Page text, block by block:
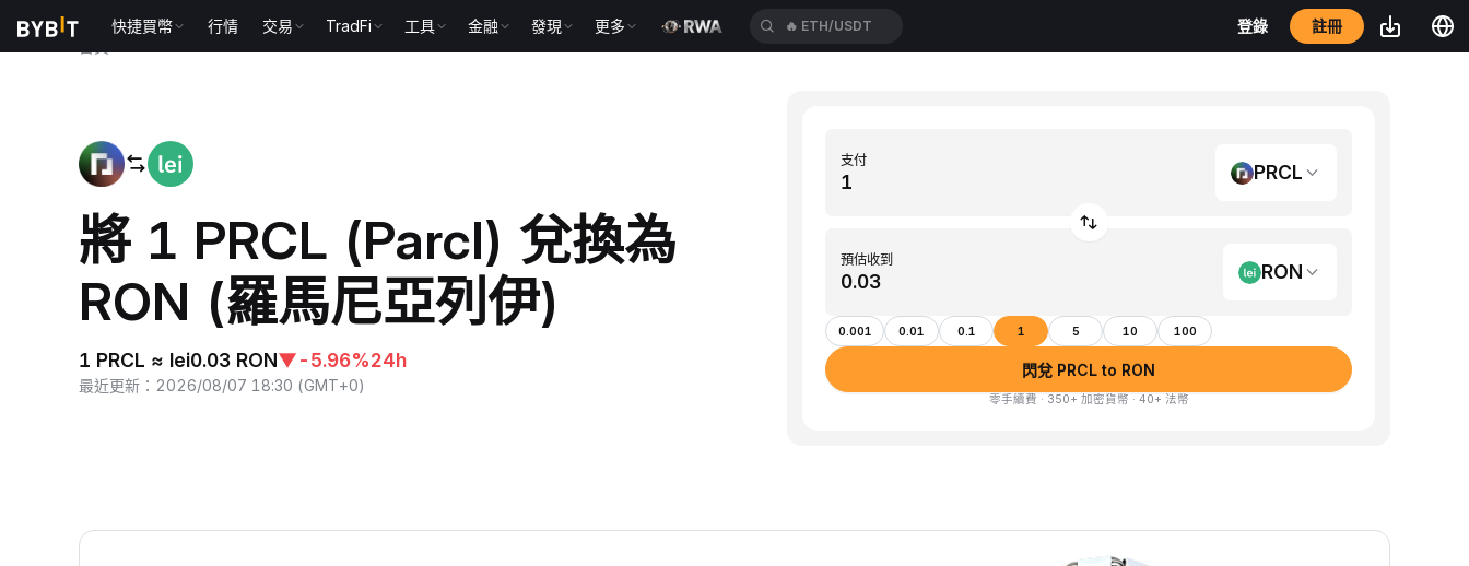
快捷買幣 行情 交易 TradFi 工具 金融 發現 更多 🔥 ETH/USDT 登錄 註冊
將 1 PRCL (Parcl) 兌換為
RON (羅馬尼亞列伊)
1 PRCL ≈ lei0.03 RON▼-5.96%24h
最近更新 ： 2026/08/07 18:30 (GMT+0)
支付
PRCL
預估收到
RON
0.001 0.01 0.1 1 5 10 100
閃兌 PRCL to RON
零手續費 · 350+ 加密貨幣 · 40+ 法幣